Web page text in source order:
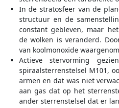
In de stratosfeer van de
structuur en de
constant gebleven, maar
de wolken is veranderd.
van koolmonoxide
Actieve stervorming
spiraalsterrenstelsel M101,
armen en dat was niet
aan gas dat op het
ander sterrenstelsel dat er